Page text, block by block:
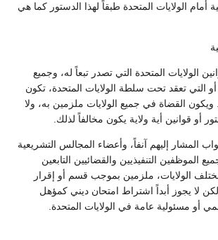
أمام الولايات المتحدة طبقاً لهذا الدستور كما هي
الولايات المتحدة التي تصدر تبعاً له، وجميع
أو التي تعقد تحت سلطة الولايات المتحدة، تكون
ويكون القضاة في جميع الولايات ملزمين به، ولا
أو قوانين أية ولاية يكون مخالفاً لذلك.
المشار إليهم آنفاً، وأعضاء المجالس التشريعية
الموظفين التنفيذيين والقضائيين التابعين
الولايات، ملزمين بموجب قسم أو إقرار
لا يجوز أبداً اشتراط امتحان ديني كمؤهل
أو مسئولية عامة في الولايات المتحدة.